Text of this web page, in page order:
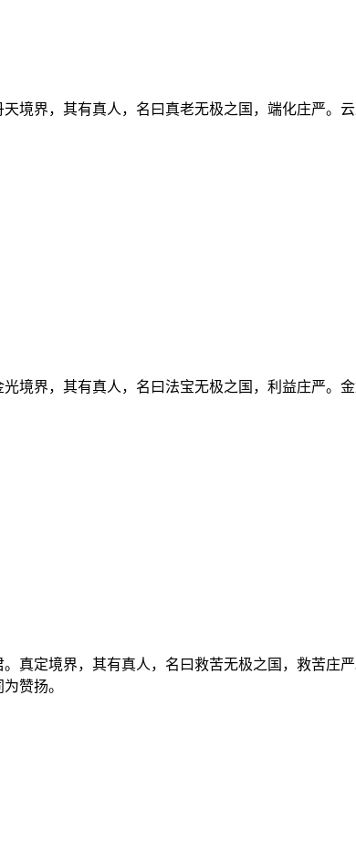
境界，其有真人，名曰真老无极之国，端化庄严。
境界，其有真人，名曰法宝无极之国，利益庄严。
真定境界，其有真人，名曰救苦无极之国，救苦庄
赞扬。